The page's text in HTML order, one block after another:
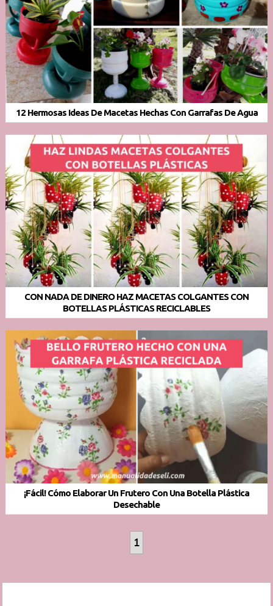
12 Hermosas Ideas De Macetas Hechas Con Garrafas De Agua
CON NADA DE DINERO HAZ MACETAS COLGANTES CON
BOTELLAS PLÁSTICAS RECICLABLES
¡Fácil! Cómo Elaborar Un Frutero Con Una Botella Plástica
Desechable
1